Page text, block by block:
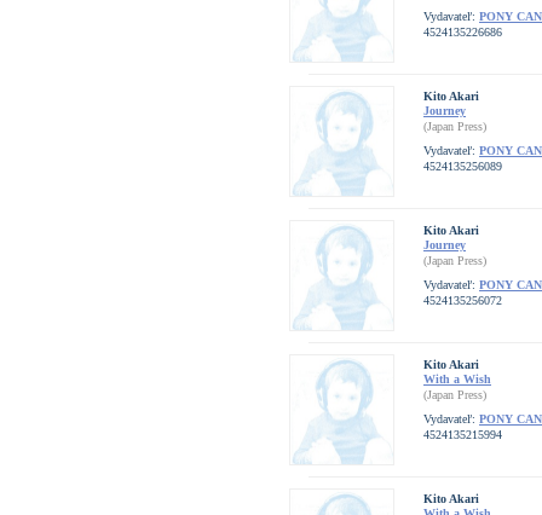
Vydavateľ: PONY
4524135226686
Kito Akari
Journey
(Japan Press)
Vydavateľ: PONY
4524135256089
Kito Akari
Journey
(Japan Press)
Vydavateľ: PONY
4524135256072
Kito Akari
With a Wish
(Japan Press)
Vydavateľ: PONY
4524135215994
Kito Akari